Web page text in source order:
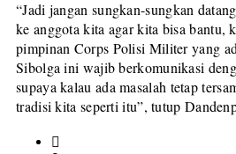
“Jadi jangan sungkan-sungkan
ke anggota kita agar kita bisa bantu,
pimpinan Corps Polisi Militer yang
Sibolga ini wajib berkomunikasi
supaya kalau ada masalah tetap
tradisi kita seperti itu”, tutup